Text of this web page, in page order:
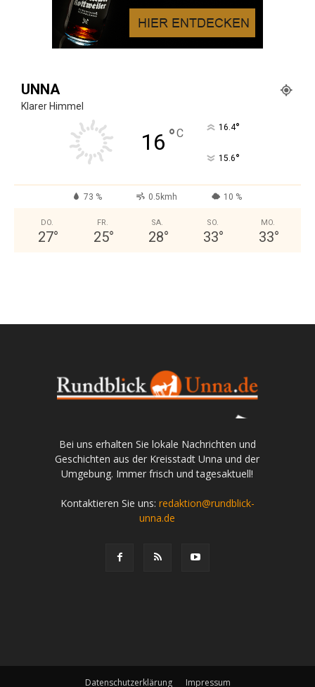
UNNA
Klarer Himmel
16 °C 16.4°
15.6°
73 % 0.5kmh 10 %
DO.
27°
FR.
25°
SA.
28°
SO.
33°
MO.
33°
Bei uns erhalten Sie lokale Nachrichten und
Geschichten aus der Kreisstadt Unna und der
Umgebung. Immer frisch und tagesaktuell!
Kontaktieren Sie uns: redaktion@rundblick-
unna.de
Datenschutzerklärung Impressum